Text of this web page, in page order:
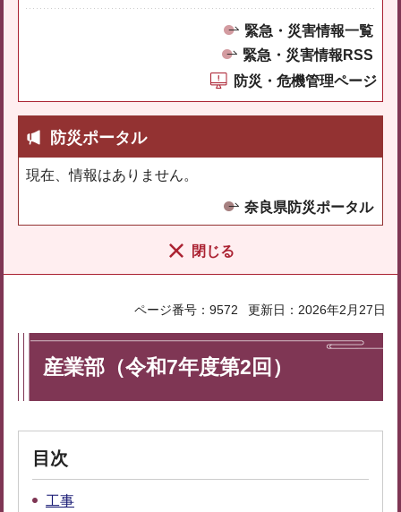
緊急・災害情報一覧
緊急・災害情報RSS
防災・危機管理ページ
防災ポータル
現在、情報はありません。
奈良県防災ポータル
閉じる
ページ番号：9572 更新日：2026年2月27日
産業部（令和7年度第2回）
目次
工事